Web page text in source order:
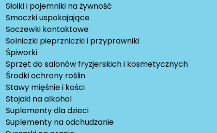
Słoiki i pojemniki na żywność
Smoczki uspokajające
Soczewki kontaktowe
Solniczki pieprzniczki i przyprawniki
Śpiworki
Sprzęt do salonów fryzjerskich i kosmetycznych
Środki ochrony roślin
Stawy mięśnie i kości
Stojaki na alkohol
Suplementy dla dzieci
Suplementy na odchudzanie